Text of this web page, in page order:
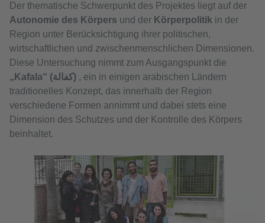
Der thematische Schwerpunkt des Projektes liegt auf der
Autonomie des Körpers und der Körperpolitik in der
Region unter Berücksichtigung ihrer politischen,
wirtschaftlichen und zwischenmenschlichen Dimensionen.
Diese Untersuchung nimmt zum Ausgangspunkt die
„Kafala“ (كفالة) , ein in einigen arabischen Ländern
traditionelles Konzept, das innerhalb der Region
verschiedene Formen annimmt und dabei stets eine
Dimension des Schutzes und der Kontrolle des Körpers
beinhaltet.